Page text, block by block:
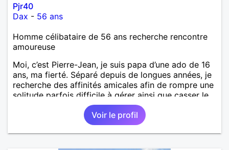
Pjr40
Dax - 56 ans
Homme célibataire de 56 ans recherche rencontre
amoureuse
Moi, c’est Pierre-Jean, je suis papa d’une ado de 16
ans, ma fierté. Séparé depuis de longues années, je
recherche des affinités amicales afin de rompre une
solitude parfois difficile à gérer ainsi que casser le
vague à l’âme. L’amitié reste extrêmement
importante à mes yeux mais peut se décliner en des
sentiments plus puissants. « Le temps fera son
œuvre » disait Arthur Schopenhauer, philosophe
Voir le profil